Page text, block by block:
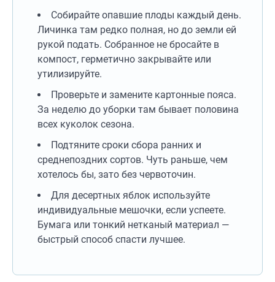
Собирайте опавшие плоды каждый день.
Личинка там редко полная, но до земли ей
рукой подать. Собранное не бросайте в
компост, герметично закрывайте или
утилизируйте.
Проверьте и замените картонные пояса.
За неделю до уборки там бывает половина
всех куколок сезона.
Подтяните сроки сбора ранних и
среднепоздних сортов. Чуть раньше, чем
хотелось бы, зато без червоточин.
Для десертных яблок используйте
индивидуальные мешочки, если успеете.
Бумага или тонкий нетканый материал —
быстрый способ спасти лучшее.